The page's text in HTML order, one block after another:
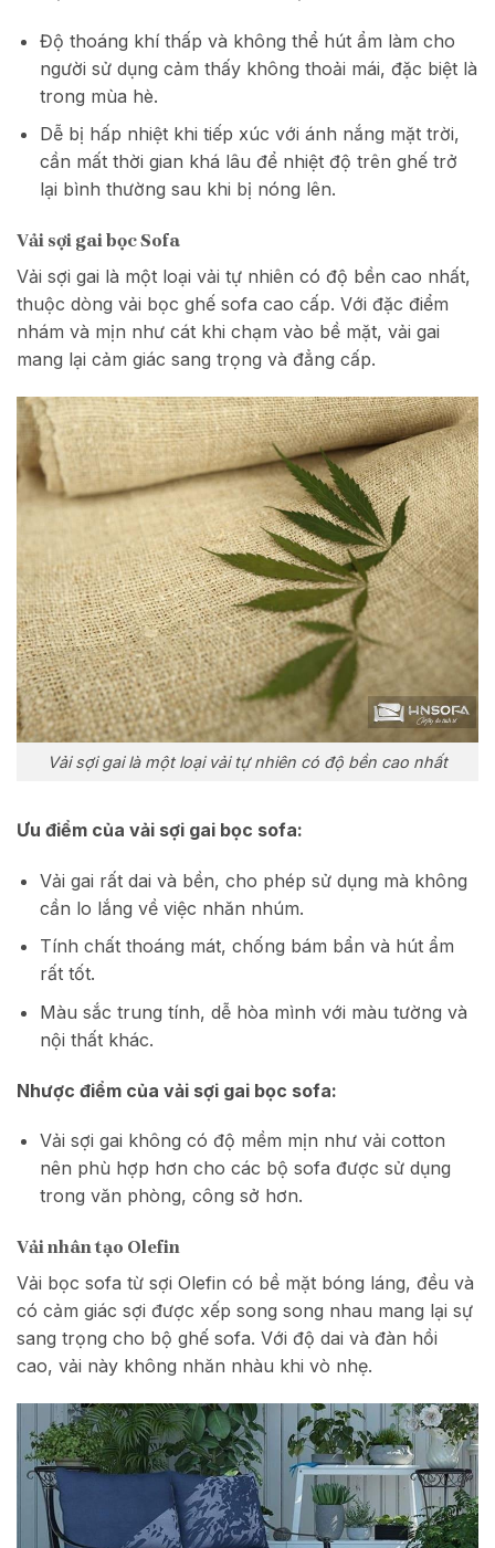
Độ thoáng khí thấp và không thể hút ẩm làm cho
người sử dụng cảm thấy không thoải mái, đặc biệt là
trong mùa hè.
Dễ bị hấp nhiệt khi tiếp xúc với ánh nắng mặt trời,
cần mất thời gian khá lâu để nhiệt độ trên ghế trở
lại bình thường sau khi bị nóng lên.
Vải sợi gai bọc Sofa
Vải sợi gai là một loại vải tự nhiên có độ bền cao nhất,
thuộc dòng vải bọc ghế sofa cao cấp. Với đặc điểm
nhám và mịn như cát khi chạm vào bề mặt, vải gai
mang lại cảm giác sang trọng và đẳng cấp.
Vải sợi gai là một loại vải tự nhiên có độ bền cao nhất
Ưu điểm của vải sợi gai bọc sofa:
Vải gai rất dai và bền, cho phép sử dụng mà không
cần lo lắng về việc nhăn nhúm.
Tính chất thoáng mát, chống bám bẩn và hút ẩm
rất tốt.
Màu sắc trung tính, dễ hòa mình với màu tường và
nội thất khác.
Nhược điểm của vải sợi gai bọc sofa:
Vải sợi gai không có độ mềm mịn như vải cotton
nên phù hợp hơn cho các bộ sofa được sử dụng
trong văn phòng, công sở hơn.
Vải nhân tạo Olefin
Vải bọc sofa từ sợi Olefin có bề mặt bóng láng, đều và
có cảm giác sợi được xếp song song nhau mang lại sự
sang trọng cho bộ ghế sofa. Với độ dai và đàn hồi
cao, vải này không nhăn nhàu khi vò nhẹ.